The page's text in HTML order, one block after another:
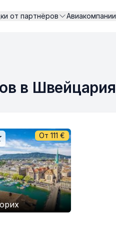
от партнёров Авиакомпании
в Швейцария
От 111 €